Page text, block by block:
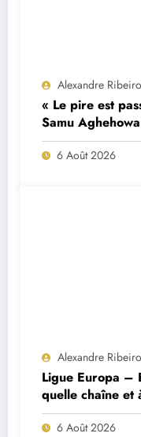
Alexandre Ribeiro
« Le pire est
Samu
Porto ?
6 Août 2026
Alexandre Ribeiro
Ligue Europa –
quelle chaîne et
match ?
6 Août 2026